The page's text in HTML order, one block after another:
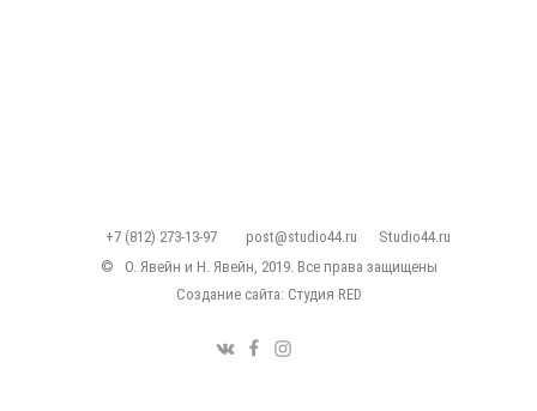
+7 (812) 273-13-97 post@studio44.ru
Studio44.ru
©
О. Явейн и Н. Явейн, 2019. Все права защищены
Создание сайта: Студия RED